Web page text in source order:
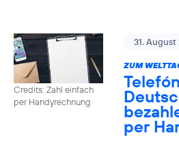
Credits: Zahl einfach
per Handyrechnung
31. August
ZUM
per